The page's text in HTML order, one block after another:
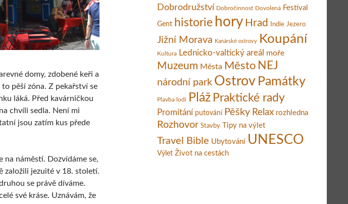
domy, zdobené keři a
pěší zóna. Z pekařství se
láká. Před kavárničkou
chvíli sedla. Není mi
jsou zatím kus přede
na náměstí. Dozvídáme se,
založili jezuité v 18. století.
se právě díváme.
své kráse. Uznávám, že
Dobrodružství Dobročinnost Dovolená Festival
Gent historie hory Hrad Indie Jezero
Jižní Morava Kanárské ostrovy Koupání
Kultura Lednicko-valtický areál moře
Muzeum Města Město NEJ
národní park Ostrov Památky
Plavba lodí Pláž Praktické rady
Promítání putování Pěšky Relax rozhledna
Rozhovor Stavby Tipy na výlet
Travel Bible Ubytování UNESCO
Výlet Život na cestách